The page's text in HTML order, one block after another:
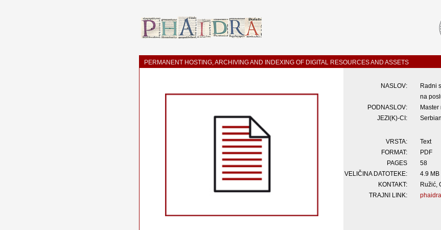
PERMANENT HOSTING, ARCHIVING AND INDEXING OF DIGITAL RESOURCES AND ASSETS
NASLOV:
Radni
na
PODNASLOV:
Master
JEZI(K)-CI:
Serbian
VRSTA:
Text
FORMAT:
PDF
PAGES
58
VELIČINA DATOTEKE:
4.9 MB
KONTAKT:
Ružić,
TRAJNI LINK: